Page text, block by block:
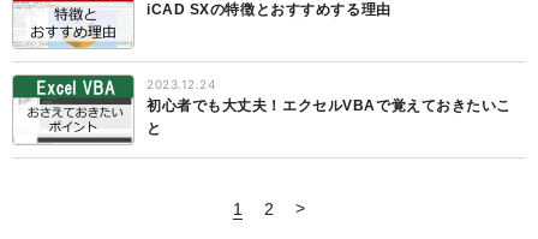
iCAD SXの特徴とおすすめする理由
2023.12.24
初心者でも大丈夫！エクセルVBAで覚えておきたいこ
と
1 2 >